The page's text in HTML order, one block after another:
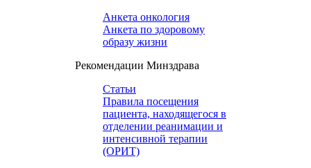
Анкета онкология
Анкета по здоровому
образу жизни
Рекомендации Минздрава
Статьи
Правила посещения
пациента, находящегося в
отделении реанимации и
интенсивной терапии
(ОРИТ)